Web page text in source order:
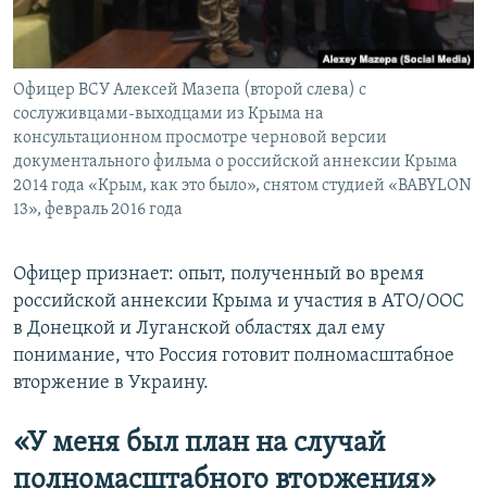
Офицер ВСУ Алексей Мазепа (второй слева) с
сослуживцами-выходцами из Крыма на
консультационном просмотре черновой версии
документального фильма о российской аннексии Крыма
2014 года «Крым, как это было», снятом студией «BABYLON
13», февраль 2016 года
Офицер признает: опыт, полученный во время
российской аннексии Крыма и участия в АТО/ООС
в Донецкой и Луганской областях дал ему
понимание, что Россия готовит полномасштабное
вторжение в Украину.
«У меня был план на случай
полномасштабного вторжения»